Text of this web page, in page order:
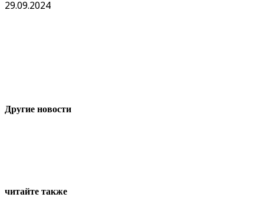
29.09.2024
Другие новости
читайте также